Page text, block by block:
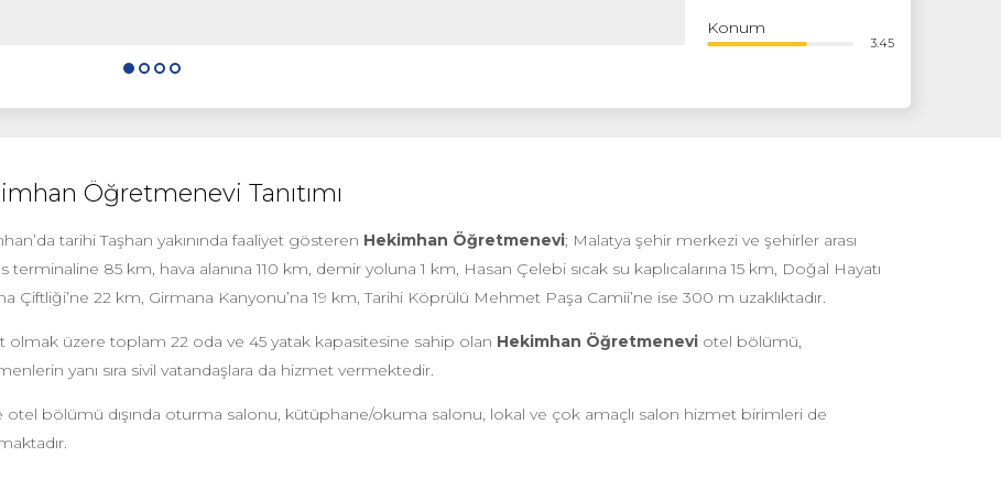
Konum
3.45
Öğretmenevi Tanıtımı
tarihi Taşhan yakınında faaliyet gösteren Hekimhan Öğretmenevi; Malatya şehir merkezi ve şehirler arası
terminaline 85 km, hava alanına 110 km, demir yoluna 1 km, Hasan Çelebi sıcak su kaplıcalarına 15 km, Doğal Hayatı
Çiftliği’ne 22 km, Girmana Kanyonu’na 19 km, Tarihi Köprülü Mehmet Paşa Camii’ne ise 300 m uzaklıktadır.
olmak üzere toplam 22 oda ve 45 yatak kapasitesine sahip olan Hekimhan Öğretmenevi otel bölümü,
yanı sıra sivil vatandaşlara da hizmet vermektedir.
otel bölümü dışında oturma salonu, kütüphane/okuma salonu, lokal ve çok amaçlı salon hizmet birimleri de